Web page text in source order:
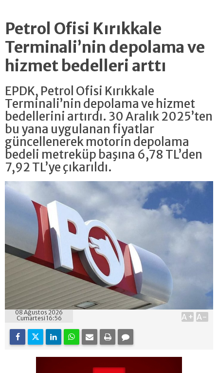
Petrol Ofisi Kırıkkale
Terminali’nin depolama ve
hizmet bedelleri arttı
EPDK, Petrol Ofisi Kırıkkale
Terminali’nin depolama ve hizmet
bedellerini artırdı. 30 Aralık 2025’ten
bu yana uygulanan fiyatlar
güncellenerek motorin depolama
bedeli metreküp başına 6,78 TL’den
7,92 TL’ye çıkarıldı.
08 Ağustos 2026
Cumartesi 16:56
A+ A-